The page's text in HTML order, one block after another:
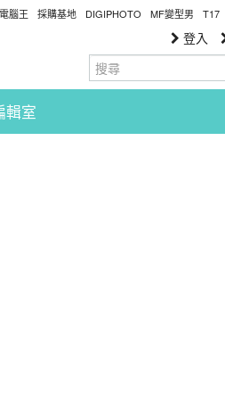
電腦王 採購基地 DIGIPHOTO MF變型男 T17
登入
輯室